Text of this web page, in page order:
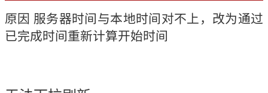
原因 服务器时间与本地时间对不上，改为通过
已完成时间重新计算开始时间